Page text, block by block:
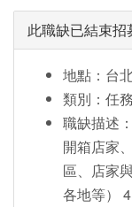
此職缺已結束招
地點：台
類別：任
職缺描述
開箱店家
區、店家
各地等）